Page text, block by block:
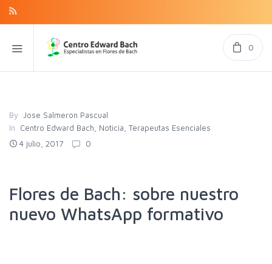
0
By Jose Salmeron Pascual
In
Centro Edward Bach Noticia Terapeutas Esenciales
4 julio, 2017
0
Flores de Bach: sobre nuestro
nuevo WhatsApp formativo